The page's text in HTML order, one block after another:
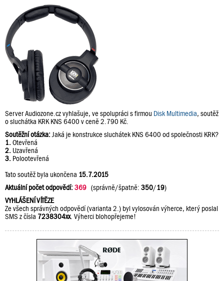
Server Audiozone.cz vyhlašuje, ve spolupráci s firmou Disk Multimedia, soutěž
o sluchátka KRK KNS 6400 v ceně 2.790 Kč.
Soutěžní otázka:Jaká je konstrukce sluchátek KNS 6400 od společnosti KRK?
1.Otevřená
2. Uzavřená
3. Polootevřená
Tato soutěž byla ukončena 15.7.2015
Aktuální počet odpovědí:369 (správně/špatně: 350/19)
VYHLÁŠENÍ VÍTĚZE
Ze všech správných odpovědí (varianta 2.) byl vylosován výherce, který poslal
SMS z čísla 7238304xx. Výherci blohopřejeme!